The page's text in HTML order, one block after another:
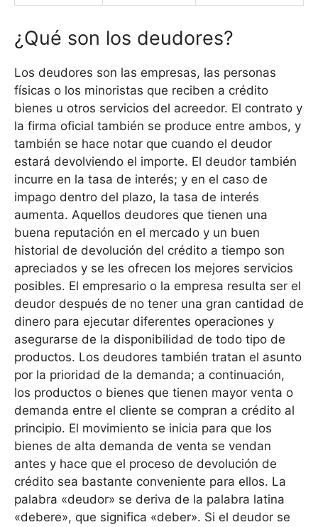
¿Qué son los deudores?
Los deudores son las empresas, las personas
físicas o los minoristas que reciben a crédito
bienes u otros servicios del acreedor. El contrato y
la firma oficial también se produce entre ambos, y
también se hace notar que cuando el deudor
estará devolviendo el importe. El deudor también
incurre en la tasa de interés; y en el caso de
impago dentro del plazo, la tasa de interés
aumenta. Aquellos deudores que tienen una
buena reputación en el mercado y un buen
historial de devolución del crédito a tiempo son
apreciados y se les ofrecen los mejores servicios
posibles. El empresario o la empresa resulta ser el
deudor después de no tener una gran cantidad de
dinero para ejecutar diferentes operaciones y
asegurarse de la disponibilidad de todo tipo de
productos. Los deudores también tratan el asunto
por la prioridad de la demanda; a continuación,
los productos o bienes que tienen mayor venta o
demanda entre el cliente se compran a crédito al
principio. El movimiento se inicia para que los
bienes de alta demanda de venta se vendan
antes y hace que el proceso de devolución de
crédito sea bastante conveniente para ellos. La
palabra «deudor» se deriva de la palabra latina
«debere», que significa «deber». Si el deudor se